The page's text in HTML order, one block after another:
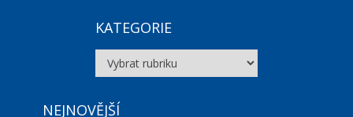
KATEGORIE
Kategorie
NEJNOVĚJŠÍ